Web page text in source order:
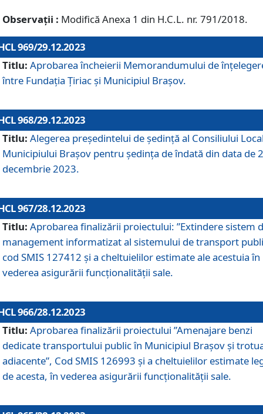
Observații : Modifică Anexa 1 din H.C.L. nr. 791/2018.
969/29.12.2023
Titlu: Aprobarea încheierii Memorandumului de
între Fundația Țiriac și Municipiul Brașov.
968/29.12.2023
Titlu: Alegerea preşedintelui de şedinţă al Consiliului
Municipiului Braşov pentru ședința de îndată din data de
decembrie 2023.
967/28.12.2023
Titlu: Aprobarea finalizării proiectului: ”Extindere sistem
management informatizat al sistemului de transport
cod SMIS 127412 și a cheltuielilor estimate ale acestuia în
vederea asigurării funcționalității sale.
966/28.12.2023
Titlu: Aprobarea finalizării proiectului ”Amenajare benzi
dedicate transportului public în Municipiul Brașov şi
adiacente”, Cod SMIS 126993 și a cheltuielilor estimate
de acesta, în vederea asigurării funcționalității sale.